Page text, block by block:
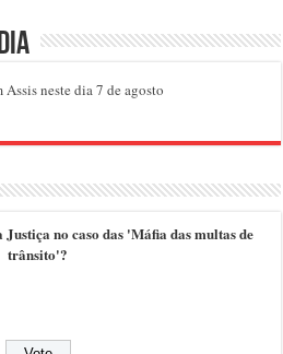
neste dia 7 de agosto
Justiça no caso das 'Máfia das multas de
trânsito'?